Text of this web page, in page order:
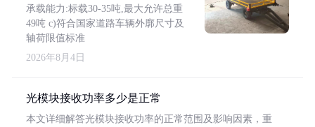
承载能力:标载30-35吨,最大允许总重
49吨 c)符合国家道路车辆外廓尺寸及
轴荷限值标准
2026年8月4日
光模块接收功率多少是正常
本文详细解答光模块接收功率的正常范围及影响因素，重